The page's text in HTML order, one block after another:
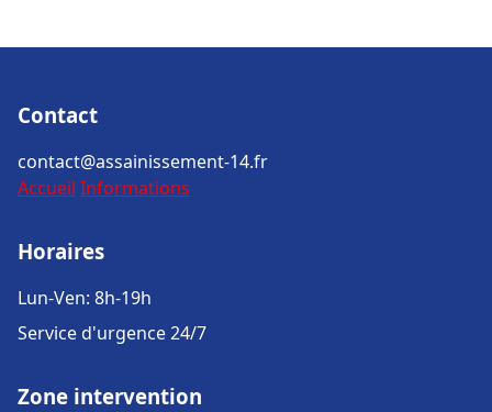
Contact
contact@assainissement-14.fr
Accueil Informations
Horaires
Lun-Ven: 8h-19h
Service d'urgence 24/7
Zone intervention